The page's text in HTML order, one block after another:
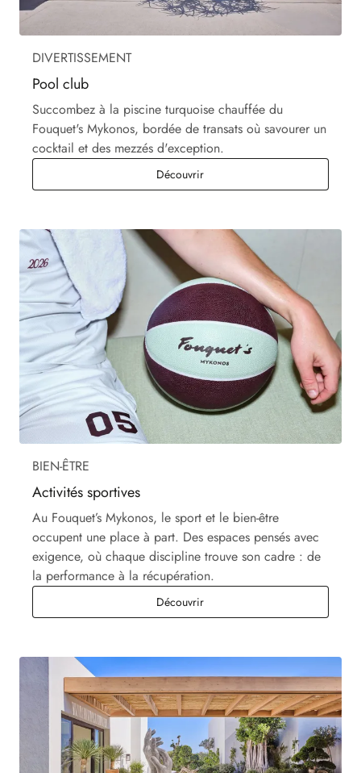
DIVERTISSEMENT
Pool club
Succombez à la piscine turquoise chauffée du
Fouquet's Mykonos, bordée de transats où savourer un
cocktail et des mezzés d'exception.
DécouvrirPool club
BIEN-ÊTRE
Activités sportives
Au Fouquet’s Mykonos, le sport et le bien-être
occupent une place à part. Des espaces pensés avec
exigence, où chaque discipline trouve son cadre : de
la performance à la récupération.
DécouvrirActivités sportives